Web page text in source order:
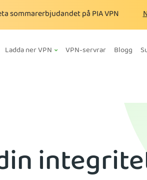
sommarerbjudandet på PIA VPN
Ladda ner VPN VPN-servrar Blogg